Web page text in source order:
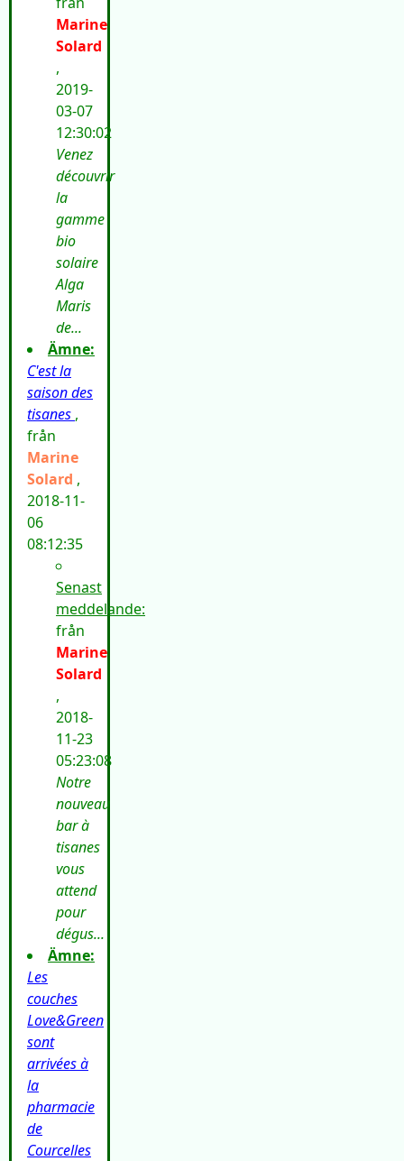
Marine
Solard
,
2019-
03-07
12:30:02
Venez
découvrir
la
gamme
bio
solaire
Alga
Maris
de...
Ämne:
C'est la
saison des
tisanes ,
från
Marine
Solard ,
2018-11-
06
08:12:35
Senast
meddelande:
från
Marine
Solard
,
2018-
11-23
05:23:08
Notre
nouveau
bar à
tisanes
vous
attend
pour
dégus...
Ämne:
Les
couches
Love&Green
sont
arrivées à
la
pharmacie
de
Courcelles